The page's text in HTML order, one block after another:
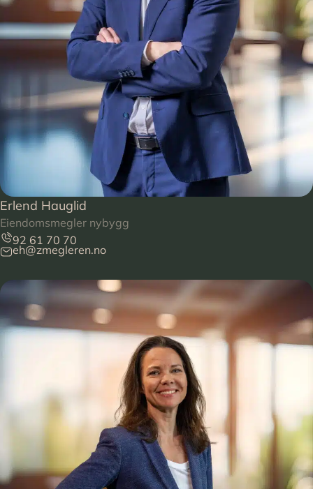
Erlend Hauglid
Eiendomsmegler nybygg
92 61 70 70
eh@zmegleren.no